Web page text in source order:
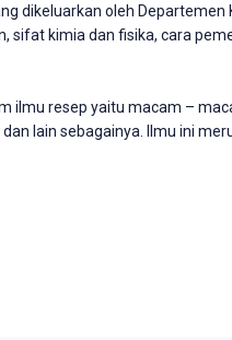
dikeluarkan oleh Departemen
sifat kimia dan fisika, cara
ilmu resep yaitu macam –
lain sebagainya. Ilmu ini